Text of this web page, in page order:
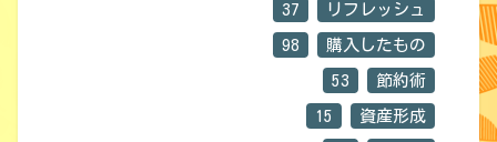
リフレッシュ
37
購入したもの
98
節約術
53
資産形成
15